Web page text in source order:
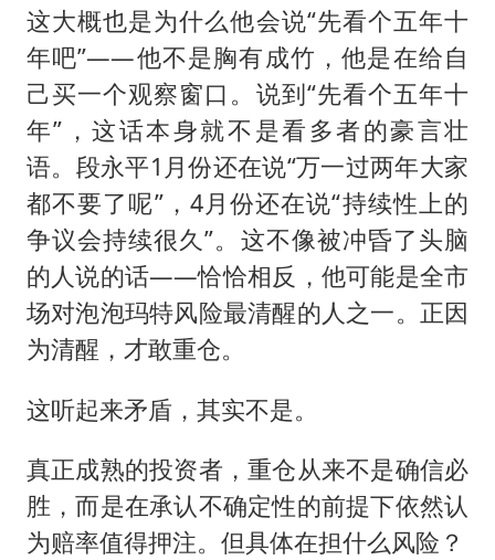
这大概也是为什么他会说“先看个五年十
年吧”——他不是胸有成竹，他是在给自
己买一个观察窗口。说到“先看个五年十
年”，这话本身就不是看多者的豪言壮
语。段永平1月份还在说“万一过两年大家
都不要了呢”，4月份还在说“持续性上的
争议会持续很久”。这不像被冲昏了头脑
的人说的话——恰恰相反，他可能是全市
场对泡泡玛特风险最清醒的人之一。正因
为清醒，才敢重仓。
这听起来矛盾，其实不是。
真正成熟的投资者，重仓从来不是确信必
胜，而是在承认不确定性的前提下依然认
为赔率值得押注。但具体在担什么风险？